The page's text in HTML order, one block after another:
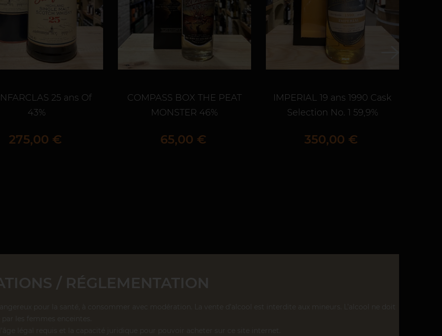
25 ans Of
43%
Prix
275,00 €
COMPASS BOX THE PEAT
MONSTER 46%
Prix
65,00 €
IMPERIAL 19 ans 1990 Cask
Selection No. 1 59,9%
Prix
350,00 €
/ RÉGLEMENTATION